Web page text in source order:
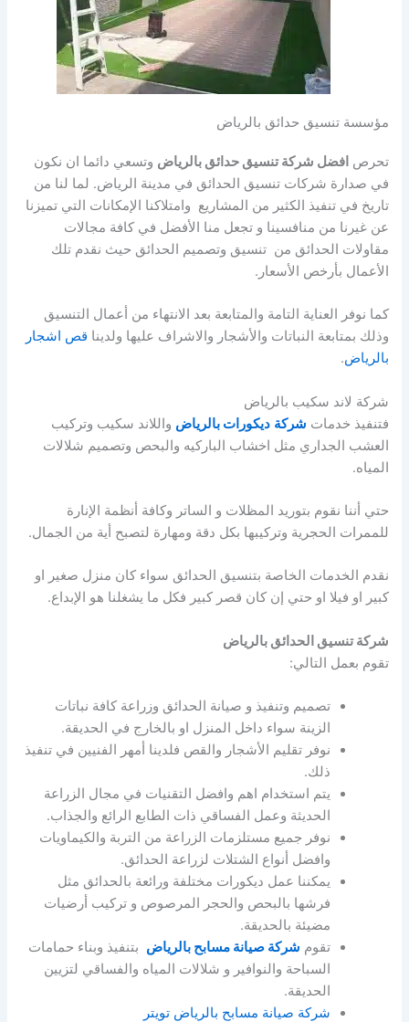
مؤسسة تنسيق حدائق بالرياض
تحرص افضل شركة تنسيق حدائق بالرياض وتسعي دائما ان نكون
في صدارة شركات تنسيق الحدائق في مدينة الرياض. لما لنا من
تاريخ في تنفيذ الكثير من المشاريع وامتلاكنا الإمكانات التي تميزنا
عن غيرنا من منافسينا و تجعل منا الأفضل في كافة مجالات
مقاولات الحدائق من تنسيق وتصميم الحدائق حيث نقدم تلك
الأعمال بأرخص الأسعار.
كما نوفر العناية التامة والمتابعة بعد الانتهاء من أعمال التنسيق
وذلك بمتابعة النباتات والأشجار والاشراف عليها ولدينا قص اشجار
بالرياض.
شركة لاند سكيب بالرياض
فتنفيذ خدمات شركة ديكورات بالرياض واللاند سكيب وتركيب
العشب الجداري مثل اخشاب الباركيه والبحص وتصميم شلالات
المياه.
حتي أننا نقوم بتوريد المظلات و الساتر وكافة أنظمة الإنارة
للممرات الحجرية وتركيبها بكل دقة ومهارة لتصبح أية من الجمال.
نقدم الخدمات الخاصة بتنسيق الحدائق سواء كان منزل صغير او
كبير او فيلا او حتي إن كان قصر كبير فكل ما يشغلنا هو الإبداع.
شركة تنسيق الحدائق بالرياض
تقوم بعمل التالي:
تصميم وتنفيذ و صيانة الحدائق وزراعة كافة نباتات
الزينة سواء داخل المنزل او بالخارج في الحديقة.
نوفر تقليم الأشجار والقص فلدينا أمهر الفنيين في تنفيذ
ذلك.
يتم استخدام اهم وافضل التقنيات في مجال الزراعة
الحديثة وعمل الفساقي ذات الطابع الرائع والجذاب.
نوفر جميع مستلزمات الزراعة من التربة والكيماويات
وافضل أنواع الشتلات لزراعة الحدائق.
يمكننا عمل ديكورات مختلفة ورائعة بالحدائق مثل
فرشها بالبحص والحجر المرصوص و تركيب أرضيات
مضيئة بالحديقة.
تقوم شركة صيانة مسابح بالرياض بتنفيذ وبناء حمامات
السباحة والنوافير و شلالات المياه والفساقي لتزيين
الحديقة.
شركة صيانة مسابح بالرياض تويتر